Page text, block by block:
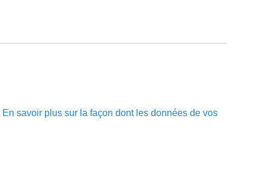
En savoir plus sur la façon dont les données de vos